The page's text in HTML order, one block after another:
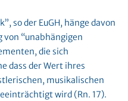
so der EuGH, hänge davon
von “unabhängigen
die sich
dass der Wert ihres
musikalischen
wird (Rn. 17).